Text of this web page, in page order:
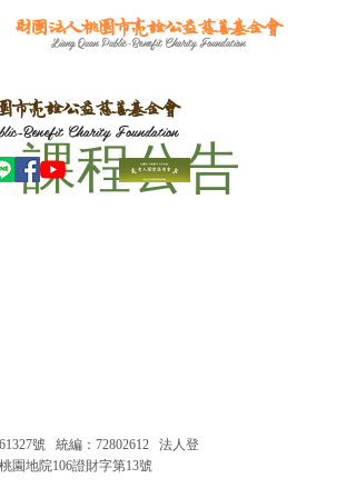
財團法人桃園市亮詮公益慈善基金會
Liang Quan Public-Benefit Charity Foundation
​課程公告
市亮詮公益慈善基金會
Benefit Charity Foundation
號 統編：72802612 法人登
園地院106證財字第13號